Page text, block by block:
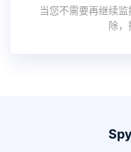
当您不需要再继续
除，